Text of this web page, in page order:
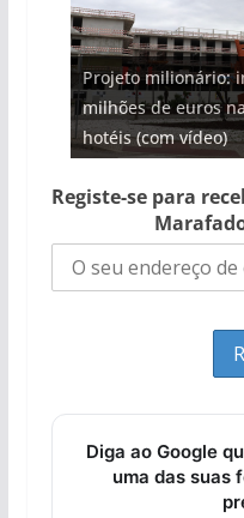
Projeto milionário:
milhões de euros
hotéis (com vídeo)
Foto do dia: uma
entre redes e
Tempestades
arribas em risco no
Milagre da água.
Algarve voltam a
Tapas do mar a 3
gastronómica
Registe-se para
Diga ao Google
uma das suas